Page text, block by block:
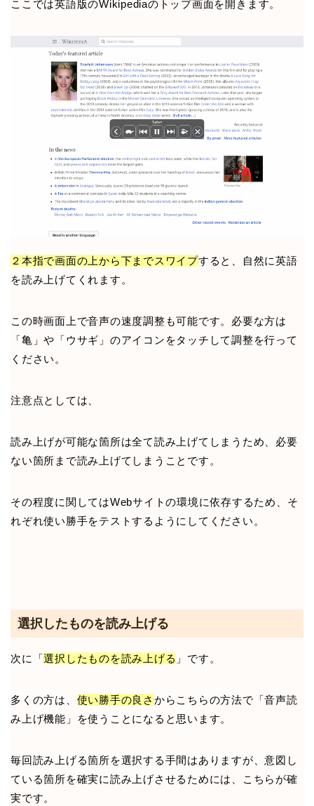
ここでは英語版のWikipediaのトップ画面を開きます。
２本指で画面の上から下までスワイプすると、自然に英語
を読み上げてくれます。
この時画面上で音声の速度調整も可能です。必要な方は
「亀」や「ウサギ」のアイコンをタッチして調整を行って
ください。
注意点としては、
読み上げが可能な箇所は全て読み上げてしまうため、必要
ない箇所まで読み上げてしまうことです。
その程度に関してはWebサイトの環境に依存するため、そ
れぞれ使い勝手をテストするようにしてください。
選択したものを読み上げる
次に「選択したものを読み上げる 」です。
多くの方は、 使い勝手の良さ からこちらの方法で「音声読
み上げ機能」を使うことになると思います。
毎回読み上げる箇所を選択する手間はありますが、意図し
ている箇所を確実に読み上げさせるためには、こちらが確
実です。